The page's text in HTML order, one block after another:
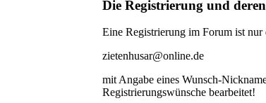
Die Registrierung und
Eine Registrierung im Forum ist
zietenhusar@online.de
mit Angabe eines Wunsch-
Registrierungswünsche bearbeitet!